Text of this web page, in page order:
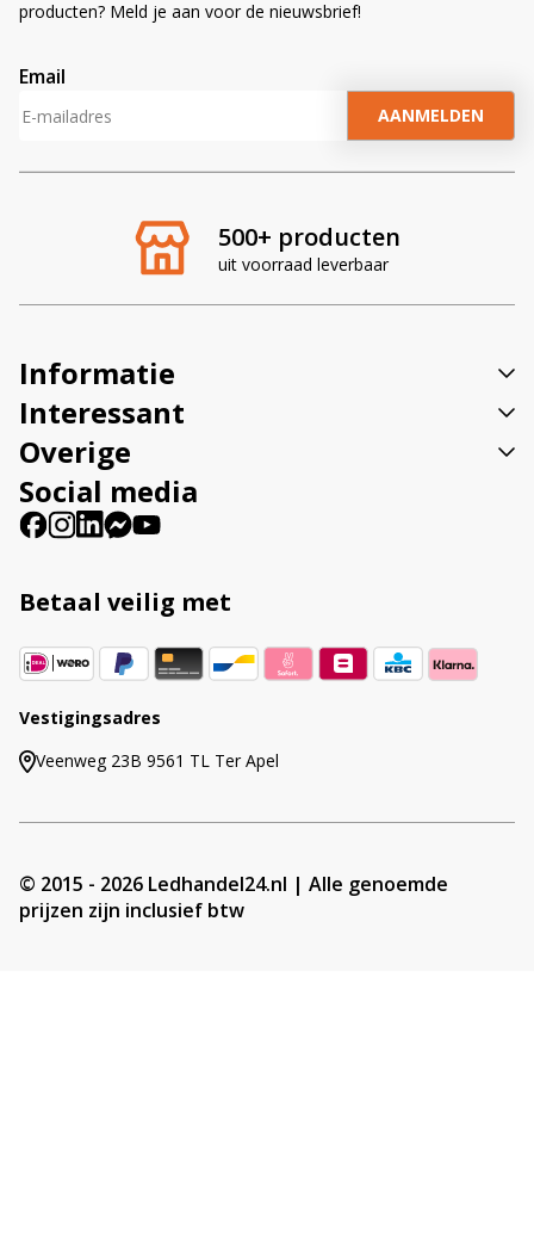
500+ producten
uit voorraad leverbaar
producten? Meld je aan voor de nieuwsbrief!
Email
A
t
:
Informatie
Interessant
Overige
Social media
Betaal veilig met
Vestigingsadres
Veenweg 23B 9561 TL Ter Apel
© 2015 - 2026 Ledhandel24.nl | Alle genoemde
prijzen zijn inclusief btw